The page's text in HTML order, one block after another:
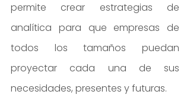
permite crear estrategias de
analítica para que empresas de
todos los tamaños puedan
proyectar cada una de sus
necesidades, presentes y futuras.